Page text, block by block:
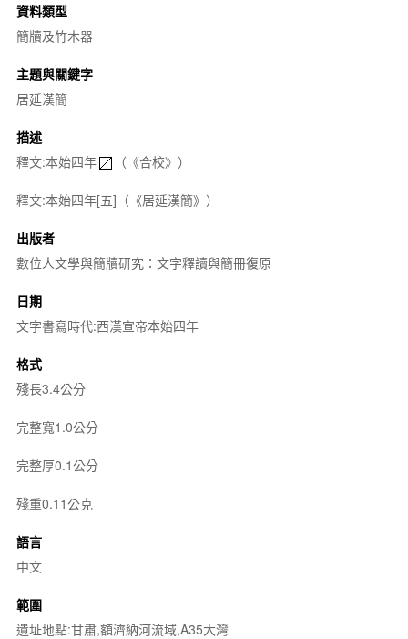
資料類型
簡牘及竹木器
主題與關鍵字
居延漢簡
描述
釋文:本始四年
（《合校》）
釋文:本始四年[五]（《居延漢簡》）
出版者
數位人文學與簡牘研究：文字釋讀與簡冊復原
日期
文字書寫時代:西漢宣帝本始四年
格式
殘長3.4公分
完整寬1.0公分
完整厚0.1公分
殘重0.11公克
語言
中文
範圍
遺址地點:甘肅,額濟納河流域,A35大灣